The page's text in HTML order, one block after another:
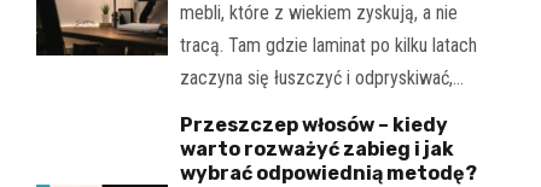
mebli, które z wiekiem zyskują, a nie
tracą. Tam gdzie laminat po kilku latach
zaczyna się łuszczyć i odpryskiwać,…
Przeszczep włosów – kiedy
warto rozważyć zabieg i jak
wybrać odpowiednią metodę?